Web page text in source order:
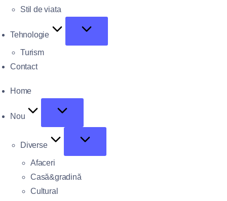
Stil de viata
Tehnologie
Turism
Contact
Home
Nou
Diverse
Afaceri
Casă&gradină
Cultural